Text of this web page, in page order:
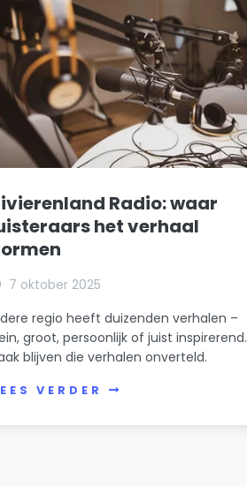
Radio: waar
het verhaal
7 oktober 2025
regio heeft duizenden verhalen –
groot, persoonlijk of juist inspirerend.
blijven die verhalen onverteld.
VERDER